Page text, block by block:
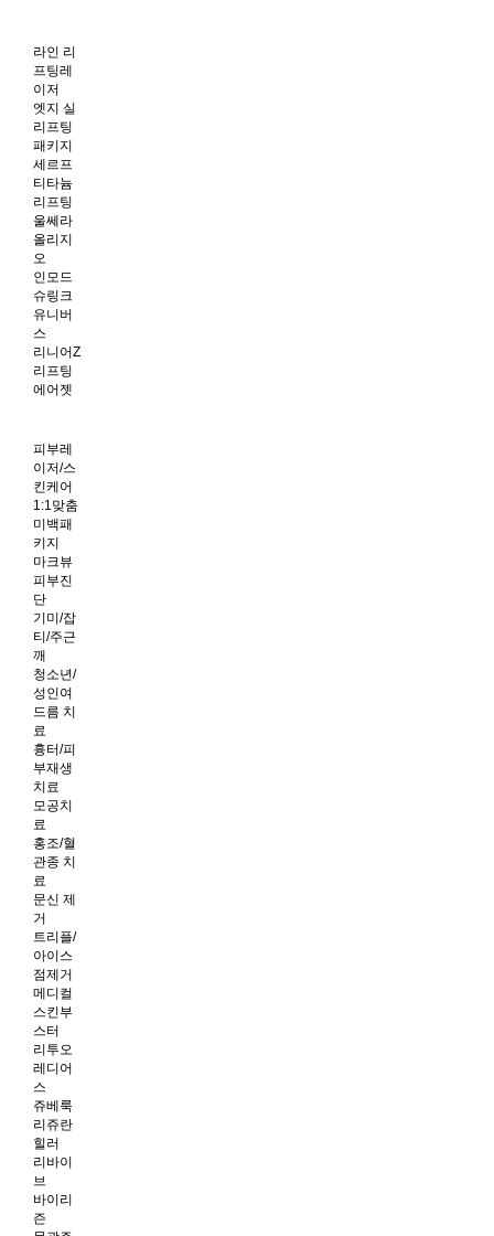
라인 리
프팅레
이저
엣지 실
리프팅
패키지
세르프
티타늄
리프팅
울쎄라
올리지
오
인모드
슈링크
유니버
스
리니어Z
리프팅
에어젯
피부레
이저/스
킨케어
1:1맞춤
미백패
키지
마크뷰
피부진
단
기미/잡
티/주근
깨
청소년/
성인여
드름 치
료
흉터/피
부재생
치료
모공치
료
홍조/혈
관종 치
료
문신 제
거
트리플/
아이스
점제거
메디컬
스킨부
스터
리투오
레디어
스
쥬베룩
리쥬란
힐러
리바이
브
바이리
즌